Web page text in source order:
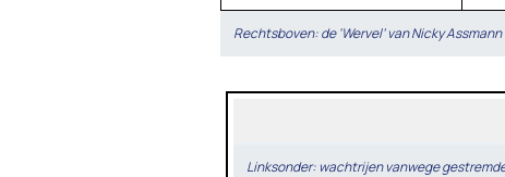
Rechtsboven: de ‘Wervel’ van Nicky Assmann
Linksonder: wachtrijen vanwege